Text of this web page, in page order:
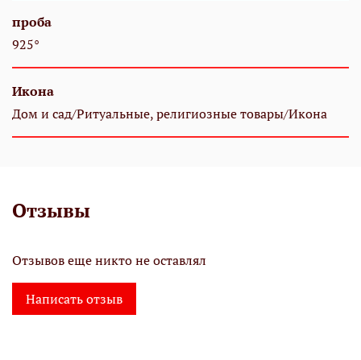
проба
925°
Икона
Дом и сад/Ритуальные, религиозные товары/Икона
Отзывы
Отзывов еще никто не оставлял
Написать отзыв